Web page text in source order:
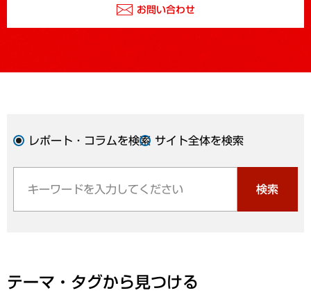
お問い合わせ
レポート・コラムを検索 サイト全体を検索
検索
テーマ・タグから見つける